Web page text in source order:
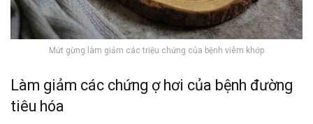
Mứt gừng làm giảm các triệu chứng của bệnh viêm khớp
Làm giảm các chứng ợ hơi của bệnh đường
tiêu hóa